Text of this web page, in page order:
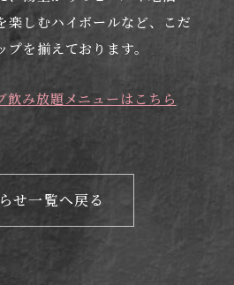
楽しむハイボールなど、こだ
を揃えております。
飲み放題メニューはこちら
せ一覧へ戻る